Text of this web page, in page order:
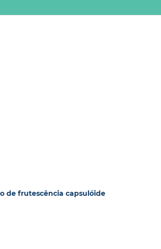
de frutescência capsulóide